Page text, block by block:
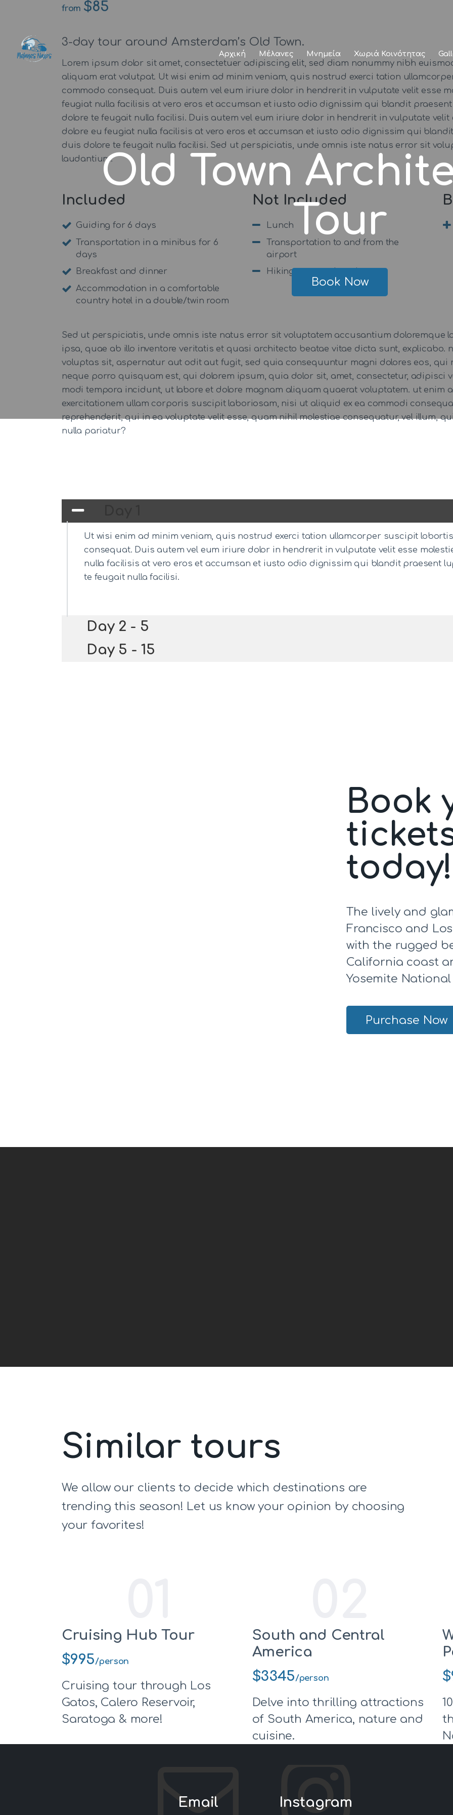
Αρχική Μέλανες Μνημεία Χωριά Κοινότητας
Old Town
Tour
Book Now
Μέλανες
Μνημεία
Χωριά
Κοινότητας
Gallery
from $85
3-day tour around Amsterdam’s Old Town.
Lorem ipsum dolor sit amet, consectetuer adipiscing elit, sed diam nonummy nibh
aliquam erat volutpat. Ut wisi enim ad minim veniam, quis nostrud exerci tation
commodo consequat. Duis autem vel eum iriure dolor in hendrerit in vulputate velit esse
feugiat nulla facilisis at vero eros et accumsan et iusto odio dignissim qui blandit
dolore te feugait nulla facilisi. Duis autem vel eum iriure dolor in hendrerit in vulputate velit
dolore eu feugiat nulla facilisis at vero eros et accumsan et iusto odio dignissim qui
duis dolore te feugait nulla facilisi. Sed ut perspiciatis, unde omnis iste natus error sit
laudantium.
Included
Guiding for 6 days
Transportation in a minibus for 6
days
Breakfast and dinner
Accommodation in a comfortable
country hotel in a double/twin room
Not Included
Lunch
Transportation to and from the
airport
Hiking gear and equipment
Sed ut perspiciatis, unde omnis iste natus error sit voluptatem accusantium doloremque
ipsa, quae ab illo inventore veritatis et quasi architecto beatae vitae dicta sunt, explicabo.
voluptas sit, aspernatur aut odit aut fugit, sed quia consequuntur magni dolores eos, qui
neque porro quisquam est, qui dolorem ipsum, quia dolor sit, amet, consectetur, adipisci
modi tempora incidunt, ut labore et dolore magnam aliquam quaerat voluptatem. ut enim
exercitationem ullam corporis suscipit laboriosam, nisi ut aliquid ex ea commodi
reprehenderit, qui in ea voluptate velit esse, quam nihil molestiae consequatur, vel illum,
nulla pariatur?
Ut wisi enim ad minim veniam, quis nostrud exerci tation ullamcorper suscipit
consequat. Duis autem vel eum iriure dolor in hendrerit in vulputate velit esse
nulla facilisis at vero eros et accumsan et iusto odio dignissim qui blandit praesent
te feugait nulla facilisi.
Day 2 - 5
Day 5 - 15
Book
today!
The lively and
Francisco and
with the rugged
California coast
Yosemite National
Purchase Now
Similar tours
We allow our clients to decide which destinations are
trending this season! Let us know your opinion by choosing
your favorites!
Cruising Hub Tour
$995/person
Cruising tour through Los
Gatos, Calero Reservoir,
Saratoga & more!
South and Central
America
$3345/person
Delve into thrilling attractions
of South America, nature and
cuisine.
Email Instagram